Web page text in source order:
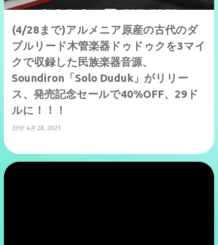
(4/28まで)アルメニア原産の古代のダ
ブルリード木管楽器ドゥドゥクを3マイ
クで収録した民族楽器音源、
Soundiron「Solo Duduk」がリリー
ス、発売記念セールで40%OFF、29ド
ルに！！！
日付: 4月 28, 2023